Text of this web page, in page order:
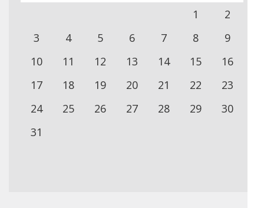
1
2
3
4 5 6 7 8
9
10
11 12 13 14 15
16
17
18 19 20 21 22
23
24
25 26 27 28 29
30
31